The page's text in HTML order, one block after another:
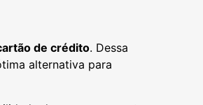
de crédito. Dessa
alternativa para